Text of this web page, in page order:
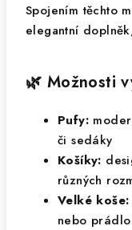
Spojením těchto
elegantní
🌿 Možnosti
Pufy:
či sedáky
Košíky:
různých
Velké koše:
nebo prádlo